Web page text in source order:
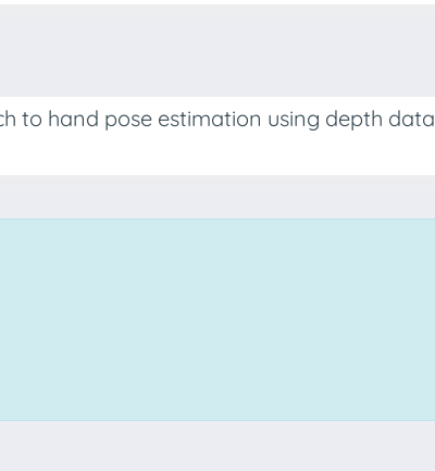
to hand pose estimation using depth data